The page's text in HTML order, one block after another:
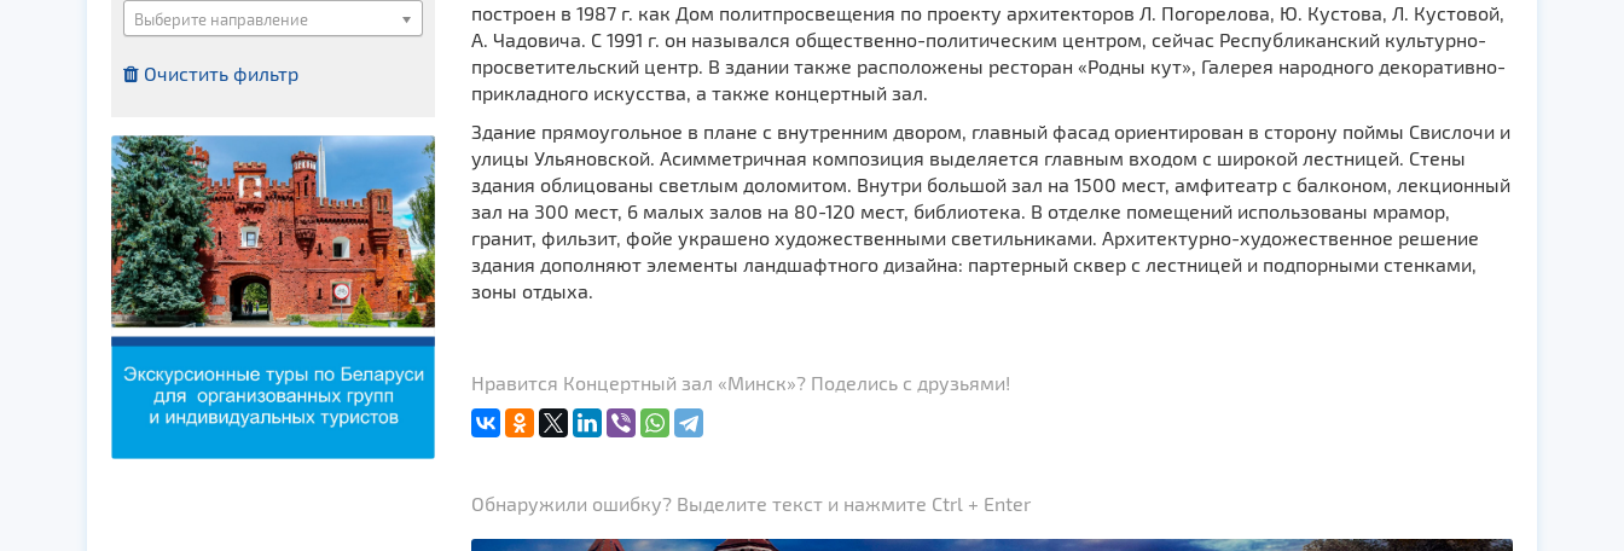
Мечети
Кладбище
Культурные центры
Театры
Галереи
Концертные залы
Выберите направление
Очистить фильтр
построен в 1987 г. как Дом политпросвещения по проекту архитекторов Л. Погорелова, Ю. Кустова, Л. Кустовой,
А. Чадовича. С 1991 г. он назывался общественно-политическим центром, сейчас Республиканский культурно-
просветительский центр. В здании также расположены ресторан «Родны кут», Галерея народного декоративно-
прикладного искусства, а также концертный зал.
Здание прямоугольное в плане с внутренним двором, главный фасад ориентирован в сторону поймы Свислочи и
улицы Ульяновской. Асимметричная композиция выделяется главным входом с широкой лестницей. Стены
здания облицованы светлым доломитом. Внутри большой зал на 1500 мест, амфитеатр с балконом, лекционный
зал на 300 мест, 6 малых залов на 80-120 мест, библиотека. В отделке помещений использованы мрамор,
гранит, фильзит, фойе украшено художественными светильниками. Архитектурно-художественное решение
здания дополняют элементы ландшафтного дизайна: партерный сквер с лестницей и подпорными стенками,
зоны отдыха.
Нравится Концертный зал «Минск»? Поделись с друзьями!
Обнаружили ошибку? Выделите текст и нажмите Ctrl + Enter